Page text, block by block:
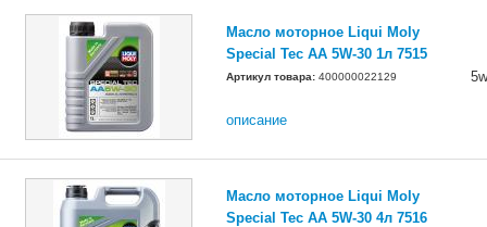
Масло моторное Liqui Moly
Special Tec AA 5W-30 1л 7515
Артикул товара: 400000022129
описание
Масло моторное Liqui Moly
Special Tec AA 5W-30 4л 7516